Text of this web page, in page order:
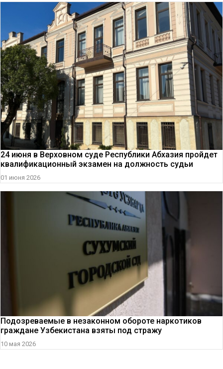
24 июня в Верховном суде Республики Абхазия пройдет
квалификационный экзамен на должность судьи
01 июня 2026
Подозреваемые в незаконном обороте наркотиков
граждане Узбекистана взяты под стражу
10 мая 2026